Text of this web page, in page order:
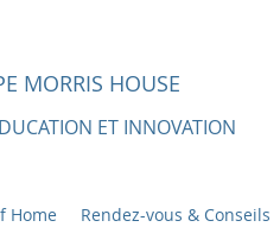
MORRIS HOUSE
ET INNOVATION
Home Rendez-vous & Conseils